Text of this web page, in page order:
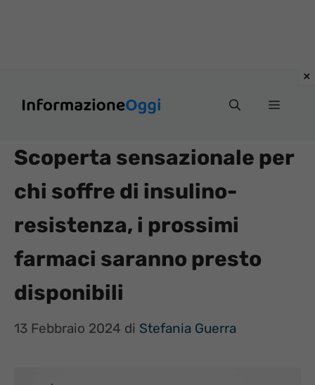
Menu
Scoperta sensazionale per
chi soffre di insulino-
resistenza, i prossimi
farmaci saranno presto
disponibili
13 Febbraio 2024 di Stefania Guerra